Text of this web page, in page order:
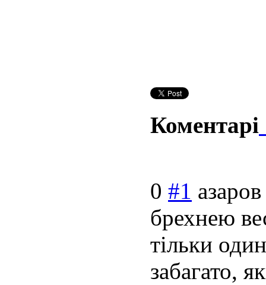
Коментарі
0 #1 азаров
брехнею
тільки
забагато,